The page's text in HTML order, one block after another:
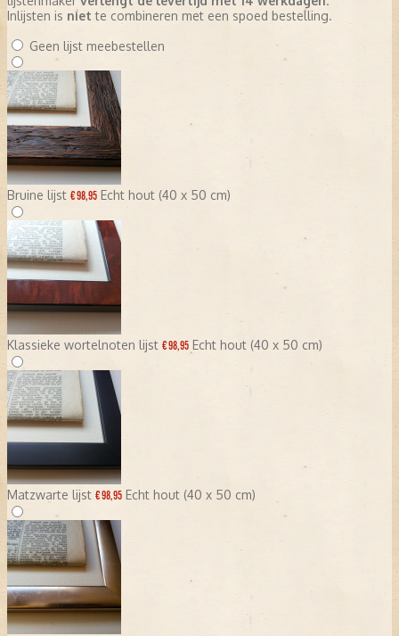
Inlijsten is niet te combineren met een spoed bestelling.
Geen lijst meebestellen
Bruine lijst € 98,95 Echt hout (40 x 50 cm)
Klassieke wortelnoten lijst € 98,95 Echt hout (40 x 50 cm)
Matzwarte lijst € 98,95 Echt hout (40 x 50 cm)